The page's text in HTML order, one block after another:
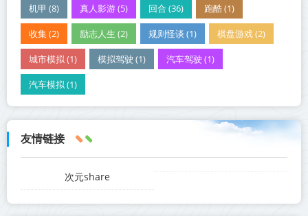
机甲 (8) 真人影游 (5) 回合 (36) 跑酷 (1)
收集 (2) 励志人生 (2) 规则怪谈 (1) 棋盘游戏 (2)
城市模拟 (1) 模拟驾驶 (1) 汽车驾驶 (1)
汽车模拟 (1)
友情链接
次元share